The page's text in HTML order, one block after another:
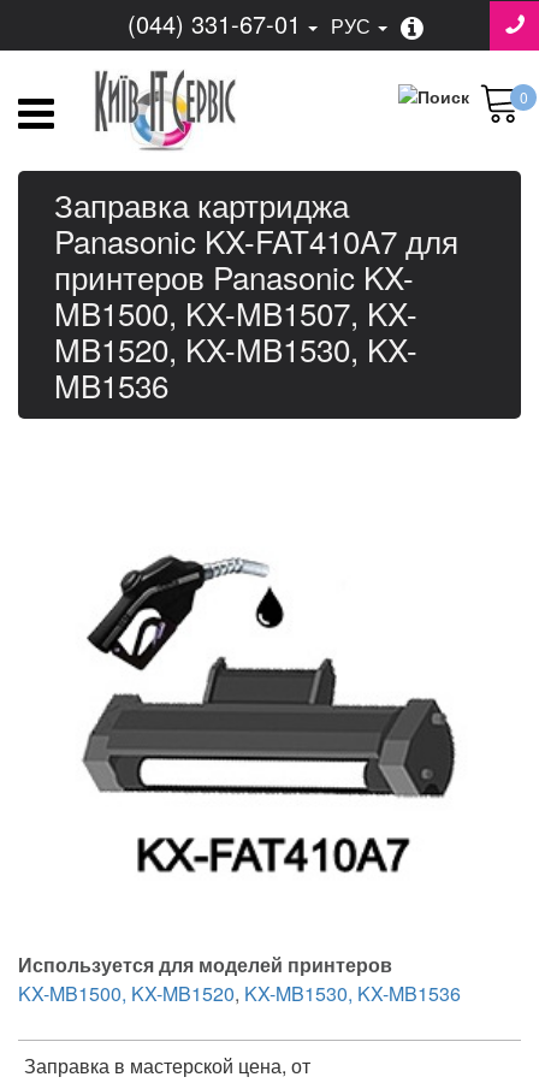
(044) 331-67-01 РУС
0
Заправка картриджа
Panasonic KX-FAT410A7 для
принтеров Panasonic KX-
MB1500, KX-MB1507, KX-
MB1520, KX-MB1530, KX-
MB1536
Используется для моделей принтеров
KX-MB1500, KX-MB1520, KX-MB1530, KX-MB1536
Заправка в мастерской цена, от